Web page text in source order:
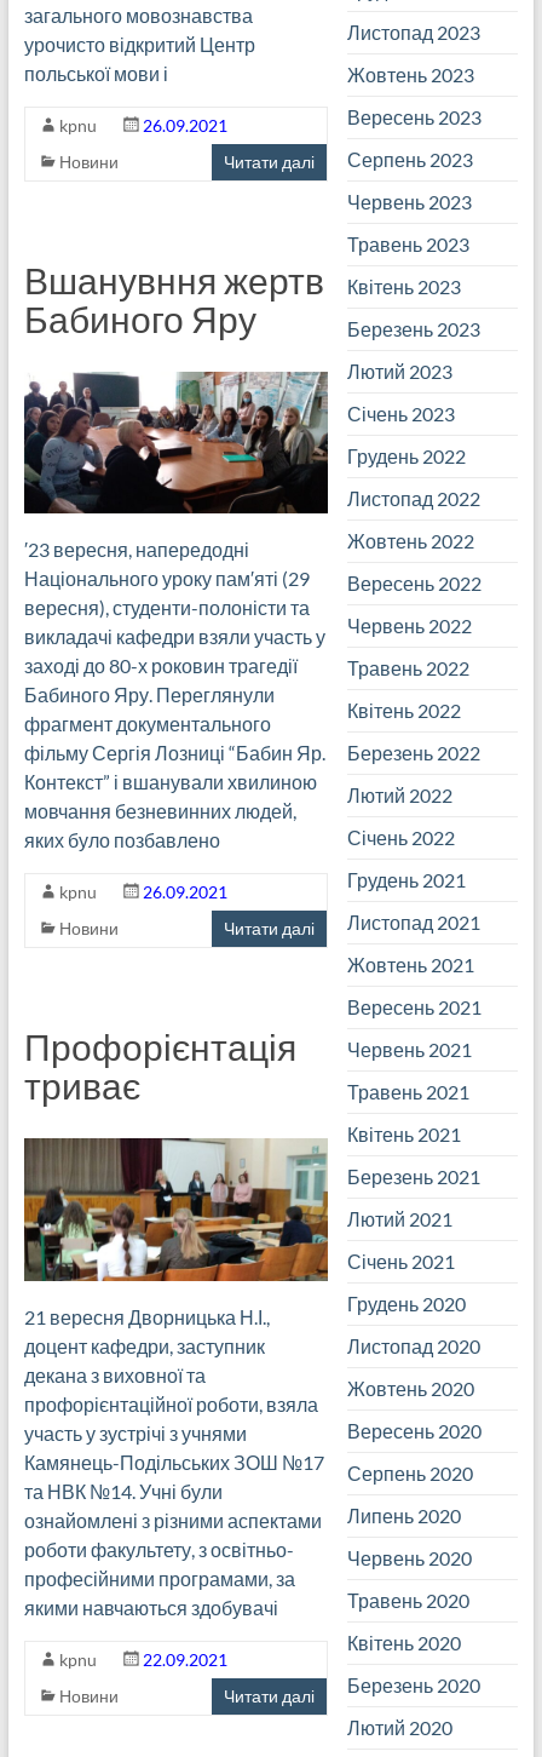
загального мовознавства
урочисто відкритий Центр
польської мови і
kpnu
26.09.2021
Новини
Читати далі
Вшанувння жертв
Бабиного Яру
′23 вересня, напередодні
Національного уроку пам′яті (29
вересня), студенти-полоністи та
викладачі кафедри взяли участь у
заході до 80-х роковин трагедії
Бабиного Яру. Переглянули
фрагмент документального
фільму Сергія Лозниці “Бабин Яр.
Контекст” і вшанували хвилиною
мовчання безневинних людей,
яких було позбавлено
kpnu
26.09.2021
Новини
Читати далі
Профорієнтація
триває
21 вересня Дворницька Н.І.,
доцент кафедри, заступник
декана з виховної та
профорієнтаційної роботи, взяла
участь у зустрічі з учнями
Камянець-Подільських ЗОШ №17
та НВК №14. Учні були
ознайомлені з різними аспектами
роботи факультету, з освітньо-
професійними програмами, за
якими навчаються здобувачі
kpnu
22.09.2021
Новини
Читати далі
Листопад 2023
Жовтень 2023
Вересень 2023
Серпень 2023
Червень 2023
Травень 2023
Квітень 2023
Березень 2023
Лютий 2023
Січень 2023
Грудень 2022
Листопад 2022
Жовтень 2022
Вересень 2022
Червень 2022
Травень 2022
Квітень 2022
Березень 2022
Лютий 2022
Січень 2022
Грудень 2021
Листопад 2021
Жовтень 2021
Вересень 2021
Червень 2021
Травень 2021
Квітень 2021
Березень 2021
Лютий 2021
Січень 2021
Грудень 2020
Листопад 2020
Жовтень 2020
Вересень 2020
Серпень 2020
Липень 2020
Червень 2020
Травень 2020
Квітень 2020
Березень 2020
Лютий 2020